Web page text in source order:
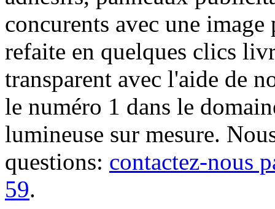
concurents avec une
refaite en quelques clics
transparent avec l'aide de
le numéro 1 dans le
lumineuse sur mesure.
questions: contactez-nous
59.